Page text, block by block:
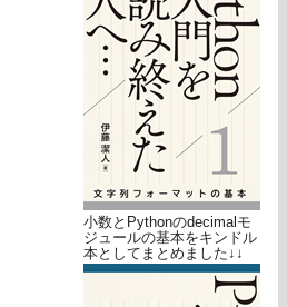
小数とPythonのdecimalモ
ジュールの基本をキンドル
本としてまとめました↓↓